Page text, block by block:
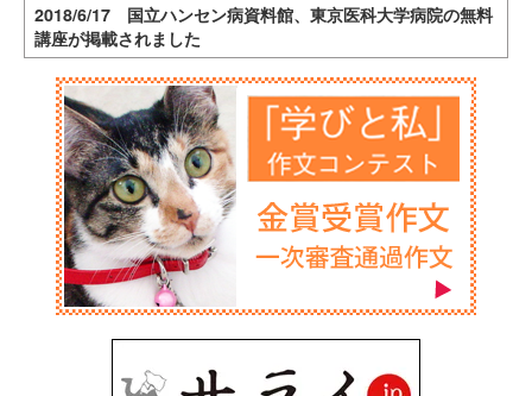
2018/6/17 国立ハンセン病資料館、東京医科大学病院の無料
講座が掲載されました